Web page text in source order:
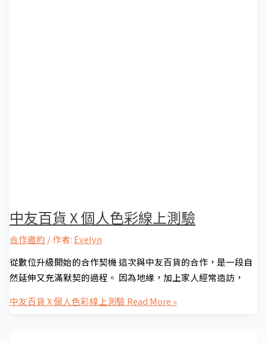
中友百貨 X 個人色彩線上測驗
合作邀約 / 作者: Evelyn
從數位升級開始的合作契機 這次與中友百貨的合作，是一段自
然延伸又充滿默契的過程。 因為地緣，加上家人經常造訪，
中友百貨 X 個人色彩線上測驗 Read More »